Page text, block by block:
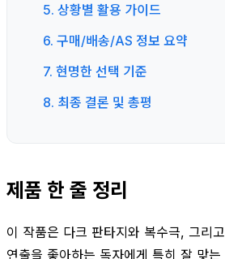
5. 상황별 활용 가이드
6. 구매/배송/AS 정보 요약
7. 현명한 선택 기준
8. 최종 결론 및 총평
제품 한 줄 정리
이 작품은 다크 판타지와 복수극, 그리
연출을 좋아하는 독자에게 특히 잘 맞